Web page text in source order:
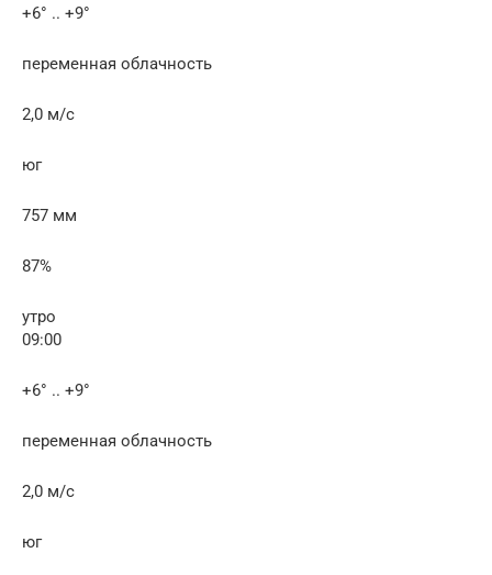
+6° .. +9°
переменная облачность
2,0 м/с
юг
757 мм
87%
утро
09:00
+6° .. +9°
переменная облачность
2,0 м/с
юг